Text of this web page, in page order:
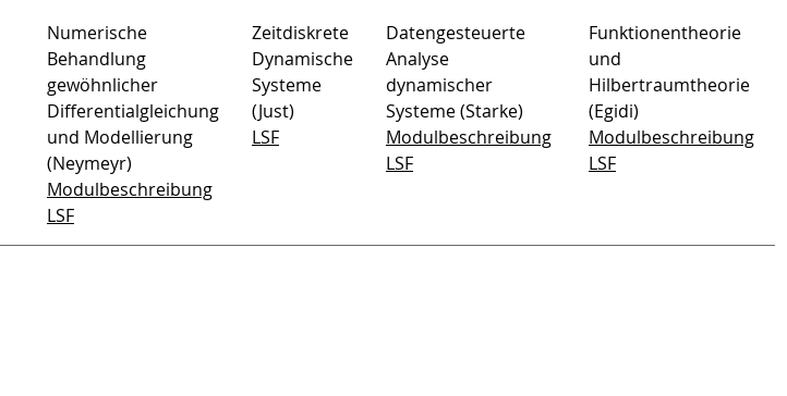
Numerische
Behandlung
gewöhnlicher
Differentialgleichung
und Modellierung
(Neymeyr)
Modulbeschreibung
LSF
Zeitdiskrete
Dynamische
Systeme
(Just)
LSF
Datengesteuerte
Analyse
dynamischer
Systeme (Starke)
Modulbeschreibung
LSF
Funktionentheorie
und
Hilbertraumtheorie
(Egidi)
Modulbeschreibung
LSF